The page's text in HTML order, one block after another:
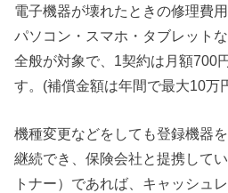
電子機器が壊れたときの修理費
パソコン・スマホ・タブレット
全般が対象で、1契約は月額700
す。(補償金額は年間で最大10万
機種変更などをしても登録機器
継続でき、保険会社と提携して
トナー）であれば、キャッシュ